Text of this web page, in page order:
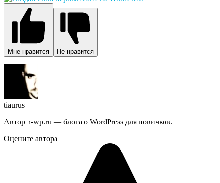
Мне нравится Не нравится
tiaurus
Автор n-wp.ru — блога о WordPress для новичков.
Оцените автора